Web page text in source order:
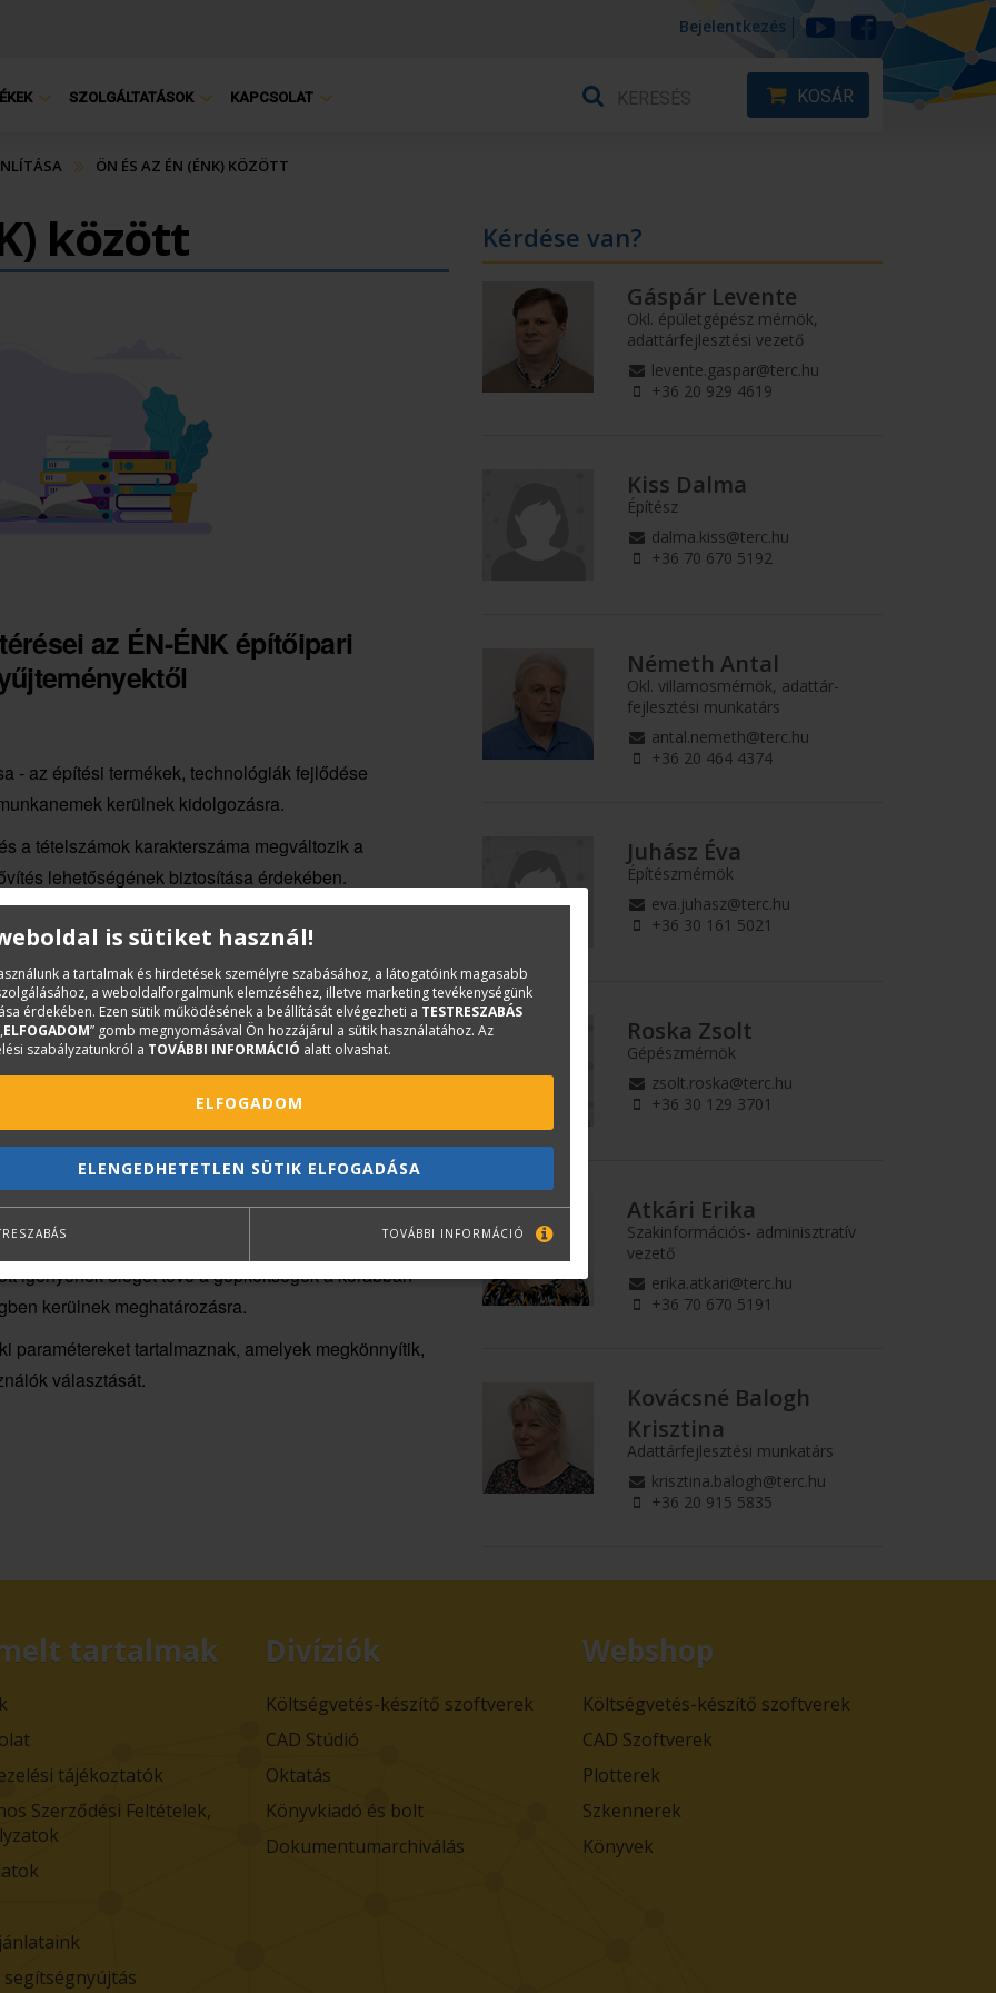
Bejelentkezés
SZOLGÁLTATÁSOK KAPCSOLAT KOSÁR
ÖN ÉS AZ ÉN (ÉNK) KÖZÖTT
között
az ÉN-ÉNK építőipari
- az építési termékek, technológiák fejlődése
kerülnek kidolgozásra.
a tételszámok karakterszáma megváltozik a
lehetőségének biztosítása érdekében.
megnevezésében nem szerepel sem a termék
ezek az adatok az erőforrás-táblázatok után, a
korlátozott terjedelmű információs szöveg több
amely megteremtette annak lehetőségét,
tételmegnevezés jelenhet meg.
egysoros, rövidített tételszöveg az elkészített
lehetőséget.
annak műszaki paraméterei, adatai -
módon – megjelenhetnek.
igényének eleget téve a gépköltségek a korábban
kerülnek meghatározásra.
paramétereket tartalmaznak, amelyek megkönnyítik,
választását.
Kérdése van?
Gáspár Levente
Okl. épületgépész mérnök,
adattárfejlesztési vezető
levente.gaspar@terc.hu
+36 20 929 4619
Kiss Dalma
Építész
dalma.kiss@terc.hu
+36 70 670 5192
Németh Antal
Okl. villamosmérnök, adattár-
fejlesztési munkatárs
antal.nemeth@terc.hu
+36 20 464 4374
Juhász Éva
Építészmérnök
eva.juhasz@terc.hu
+36 30 161 5021
Roska Zsolt
Gépészmérnök
zsolt.roska@terc.hu
+36 30 129 3701
Atkári Erika
Szakinformációs- adminisztratív
vezető
erika.atkari@terc.hu
+36 70 670 5191
Kovácsné Balogh
Krisztina
Adattárfejlesztési munkatárs
krisztina.balogh@terc.hu
+36 20 915 5835
tartalmak
tájékoztatók
Szerződési Feltételek,
segítségnyújtás
Divíziók
Költségvetés-készítő szoftverek
CAD Stúdió
Oktatás
Könyvkiadó és bolt
Dokumentumarchiválás
Webshop
Költségvetés-készítő szoftverek
CAD Szoftverek
Plotterek
Szkennerek
Könyvek
is sütiket használ!
a tartalmak és hirdetések személyre szabásához, a látogatóink magasabb
a weboldalforgalmunk elemzéséhez, illetve marketing tevékenységünk
érdekében. Ezen sütik működésének a beállítását elvégezheti a TESTRESZABÁS
ELFOGADOM” gomb megnyomásával Ön hozzájárul a sütik használatához. Az
szabályzatunkról a TOVÁBBI INFORMÁCIÓ alatt olvashat.
ELFOGADOM
ELENGEDHETETLEN SÜTIK ELFOGADÁSA
TOVÁBBI INFORMÁCIÓ